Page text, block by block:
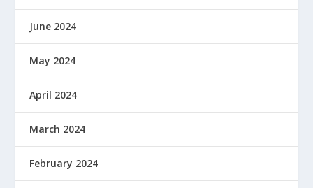
June 2024
May 2024
April 2024
March 2024
February 2024